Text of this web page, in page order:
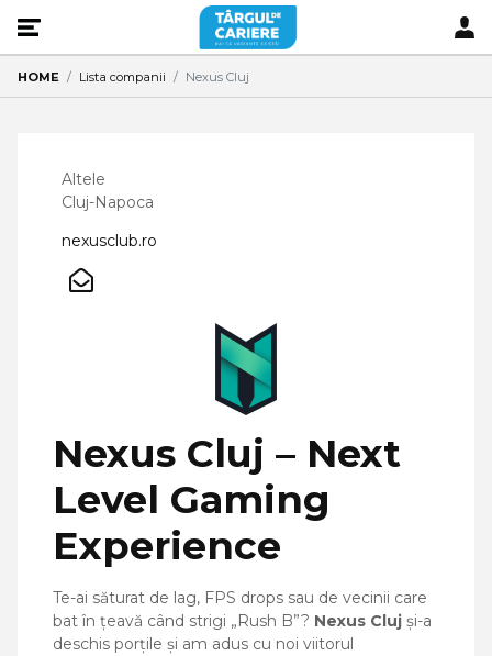
HOME Lista companii Nexus Cluj
Altele
Cluj-Napoca
nexusclub.ro
Nexus Cluj – Next
Level Gaming
Experience
Te-ai săturat de lag, FPS drops sau de vecinii care
bat în țeavă când strigi „Rush B”? Nexus Cluj și-a
deschis porțile și am adus cu noi viitorul